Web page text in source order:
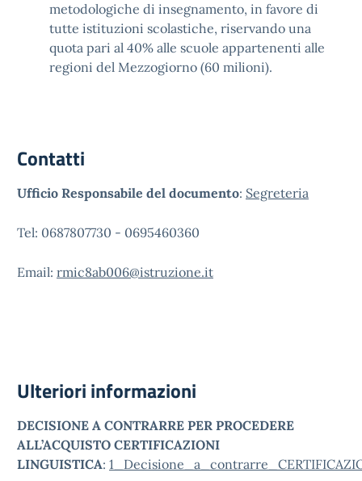
metodologiche di insegnamento, in favore di
tutte istituzioni scolastiche, riservando una
quota pari al 40% alle scuole appartenenti alle
regioni del Mezzogiorno (60 milioni).
Contatti
Ufficio Responsabile del documento: Segreteria
Tel: 0687807730 - 0695460360
Email: rmic8ab006@istruzione.it
Ulteriori informazioni
DECISIONE A CONTRARRE PER PROCEDERE
ALL’ACQUISTO CERTIFICAZIONI
LINGUISTICA: